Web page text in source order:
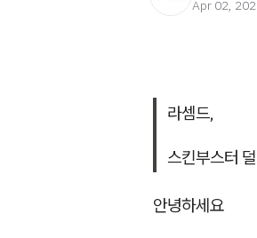
Apr 02,
라셈드,
스킨부스터
안녕하세요